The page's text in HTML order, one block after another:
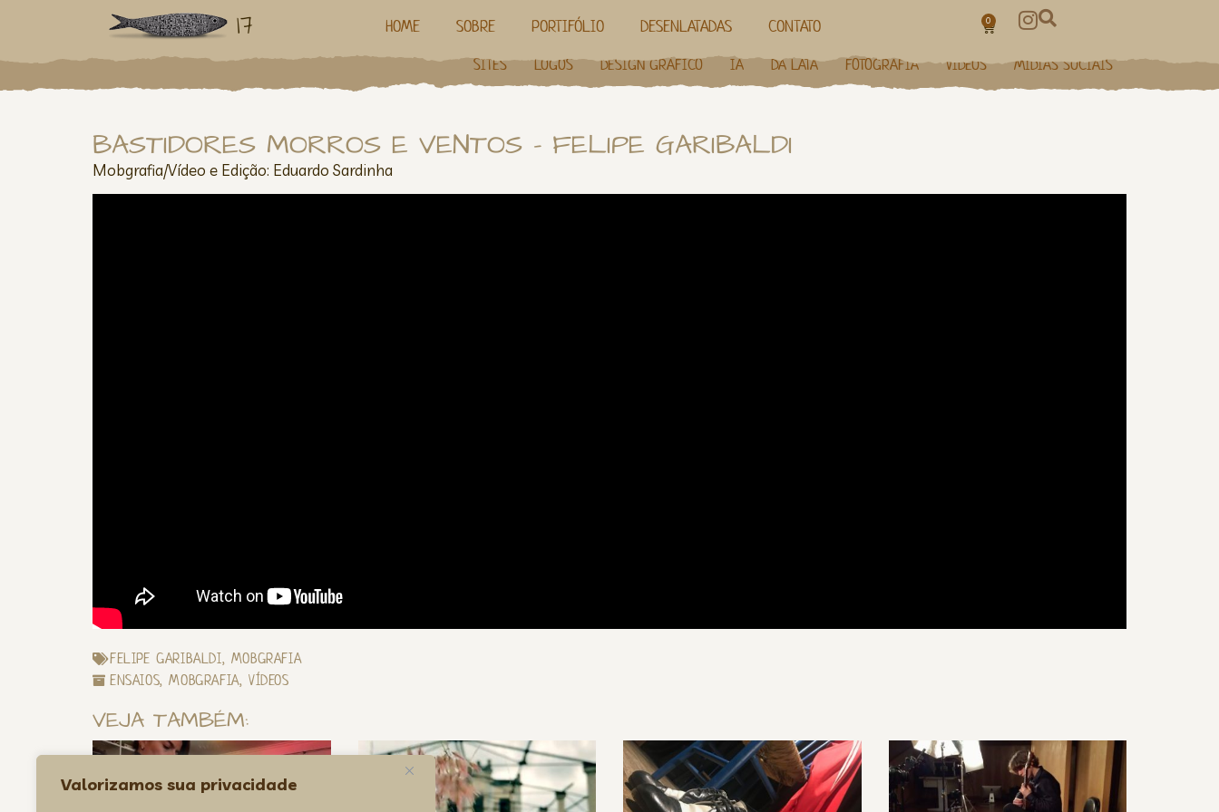
Valorizamos sua privacidade
17 HOME SOBRE PORTIFÓLIO DESENLATADAS CONTATO 0
SITES LOGOS DESIGN GRÁFICO IA DA LATA FOTOGRAFIA VÍDEOS MÍDIAS SOCIAIS
BASTIDORES MORROS E VENTOS – FELIPE GARIBALDI
Mobgrafia/Vídeo e Edição: Eduardo Sardinha
FELIPE GARIBALDI, MOBGRAFIA
ENSAIOS,MOBGRAFIA,VÍDEOS
VEJA TAMBÉM: